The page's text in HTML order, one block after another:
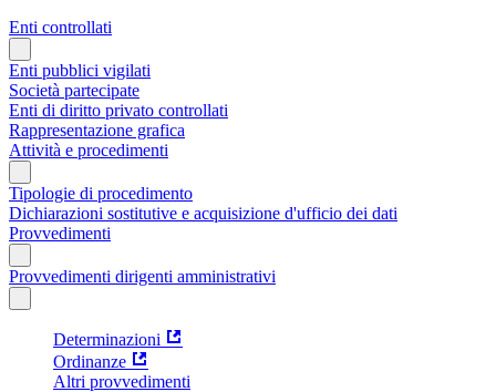
Enti controllati
Enti pubblici vigilati
Società partecipate
Enti di diritto privato controllati
Rappresentazione grafica
Attività e procedimenti
Tipologie di procedimento
Dichiarazioni sostitutive e acquisizione d'ufficio dei dati
Provvedimenti
Provvedimenti dirigenti amministrativi
Determinazioni
Ordinanze
Altri provvedimenti